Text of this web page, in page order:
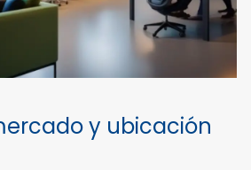
y ubicación